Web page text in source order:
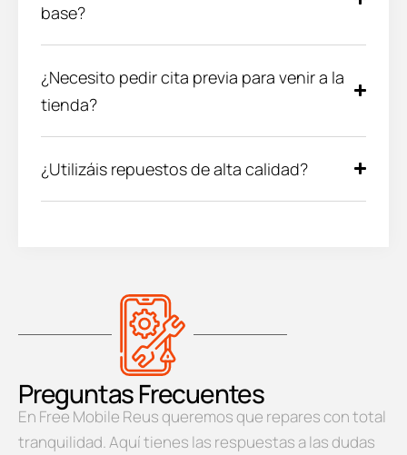
base?
¿Necesito pedir cita previa para venir a la
tienda?
¿Utilizáis repuestos de alta calidad?
Preguntas Frecuentes
En Free Mobile Reus queremos que repares con total
tranquilidad. Aquí tienes las respuestas a las dudas